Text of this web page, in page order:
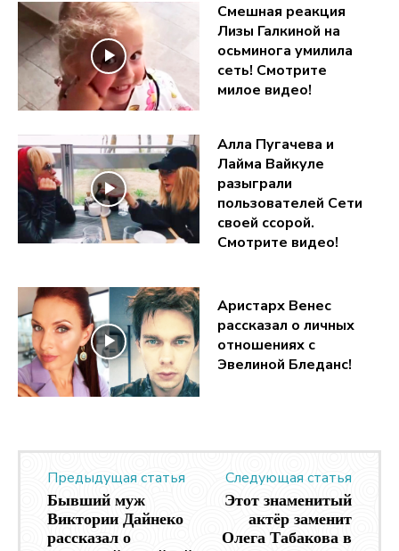
Смешная реакция
Лизы Галкиной на
осьминога умилила
сеть! Смотрите
милое видео!
Алла Пугачева и
Лайма Вайкуле
разыграли
пользователей Сети
своей ссорой.
Смотрите видео!
Аристарх Венес
рассказал о личных
отношениях с
Эвелиной Бледанс!
Предыдущая статья
Бывший муж
Виктории Дайнеко
рассказал о
Следующая статья
Этот знаменитый
актёр заменит
Олега Табакова в